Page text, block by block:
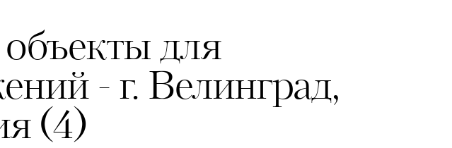
для
- г. Велинград,
(4)